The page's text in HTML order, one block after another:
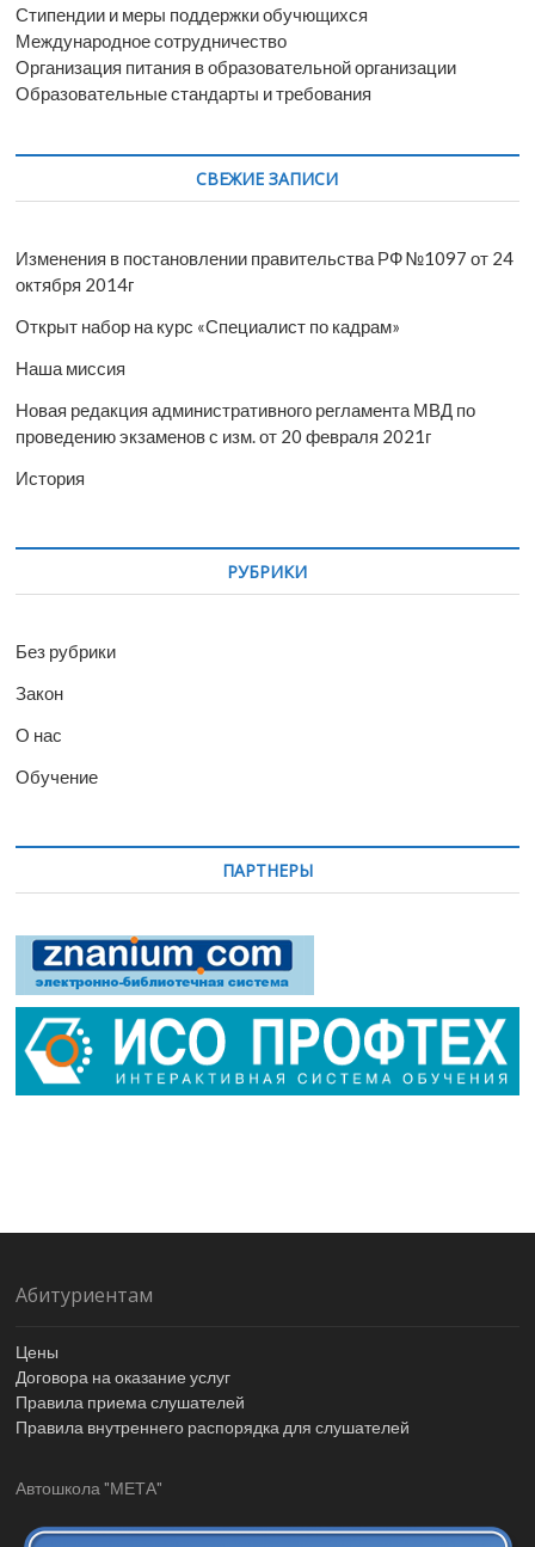
Стипендии и меры поддержки обучющихся
Международное сотрудничество
Организация питания в образовательной организации
Образовательные стандарты и требования
СВЕЖИЕ ЗАПИСИ
Изменения в постановлении правительства РФ №1097 от 24
октября 2014г
Открыт набор на курс «Специалист по кадрам»
Наша миссия
Новая редакция административного регламента МВД по
проведению экзаменов с изм. от 20 февраля 2021г
История
РУБРИКИ
Без рубрики
Закон
О нас
Обучение
ПАРТНЕРЫ
Абитуриентам
Цены
Договора на оказание услуг
Правила приема слушателей
Правила внутреннего распорядка для слушателей
Автошкола "МЕТА"